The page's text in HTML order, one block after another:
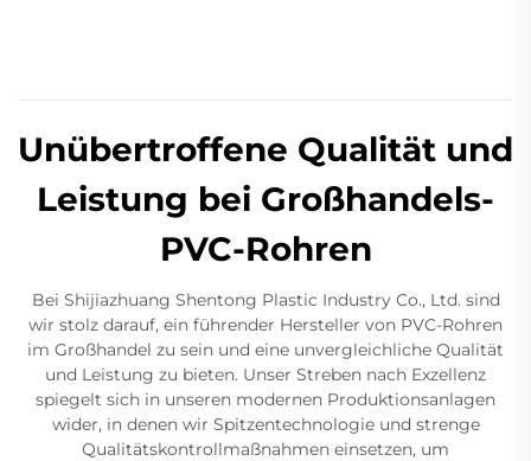
Unübertroffene Qualität und
Leistung bei Großhandels-
PVC-Rohren
Bei Shijiazhuang Shentong Plastic Industry Co., Ltd. sind
wir stolz darauf, ein führender Hersteller von PVC-Rohren
im Großhandel zu sein und eine unvergleichliche Qualität
und Leistung zu bieten. Unser Streben nach Exzellenz
spiegelt sich in unseren modernen Produktionsanlagen
wider, in denen wir Spitzentechnologie und strenge
Qualitätskontrollmaßnahmen einsetzen, um